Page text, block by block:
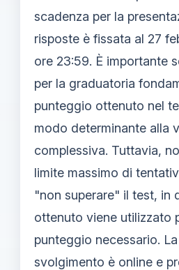
scadenza per la
risposte è fissata al 27
ore 23:59. È importante
per la graduatoria
punteggio ottenuto nel
modo determinante alla
complessiva. Tuttavia,
limite massimo di
"non superare" il test, in
ottenuto viene utilizzato
punteggio necessario.
svolgimento è online e